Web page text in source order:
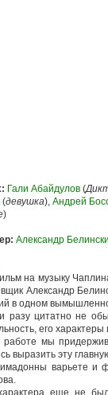
Гали Абайдулов (
(девушка), Андрей
)
Александр
на музыку
Александр
в одном
разу цитатно не
его
работе мы
выразить эту
варьете и
еще не